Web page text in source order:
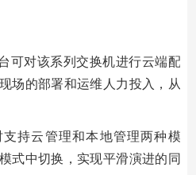
可对该系列交换机进行云端配
场的部署和运维人力投入，从
持云管理和本地管理两种模
式中切换，实现平滑演进的同